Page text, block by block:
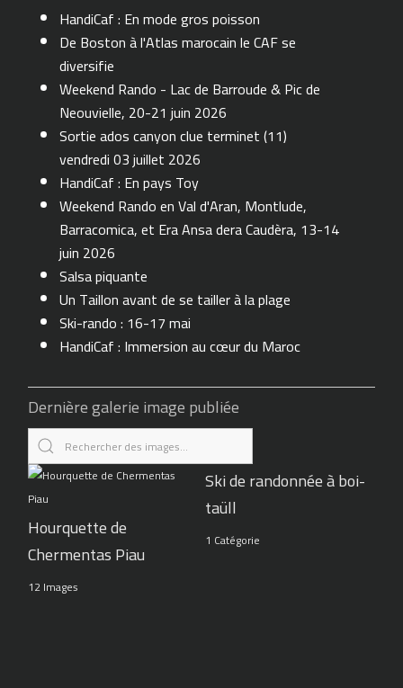
HandiCaf : En mode gros poisson
De Boston à l'Atlas marocain le CAF se
diversifie
Weekend Rando - Lac de Barroude & Pic de
Neouvielle, 20-21 juin 2026
Sortie ados canyon clue terminet (11)
vendredi 03 juillet 2026
HandiCaf : En pays Toy
Weekend Rando en Val d'Aran, Montlude,
Barracomica, et Era Ansa dera Caudèra, 13-14
juin 2026
Salsa piquante
Un Taillon avant de se tailler à la plage
Ski-rando : 16-17 mai
HandiCaf : Immersion au cœur du Maroc
Dernière galerie image publiée
Hourquette de
Chermentas Piau
12 Images
Ski de randonnée à boi-
taüll
1 Catégorie